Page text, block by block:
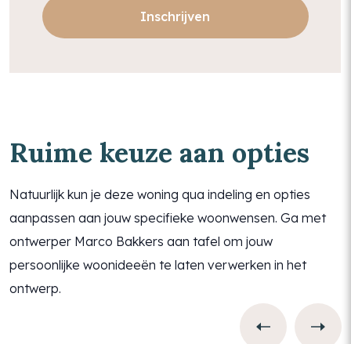
Inschrijven
Ruime keuze aan opties
Natuurlijk kun je deze woning qua indeling en opties
aanpassen aan jouw specifieke woonwensen. Ga met
ontwerper Marco Bakkers aan tafel om jouw
persoonlijke woonideeën te laten verwerken in het
ontwerp.